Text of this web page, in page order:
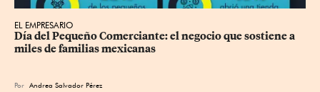
EL EMPRESARIO
Día del Pequeño Comerciante: el negocio que sostiene a
miles de familias mexicanas
Por Andrea Salvador Pérez